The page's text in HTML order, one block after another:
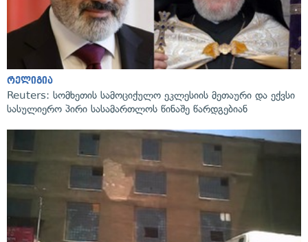
რელიგია
Reuters: სომხეთის სამოციქულო ეკლესიის მეთაური და ექვსი
სასულიერო პირი სასამართლოს წინაშე წარდგებიან